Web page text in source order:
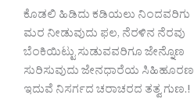
ಕೊಡಲಿ ಹಿಡಿದು ಕಡಿಯಲು ನಿಂದವರಿಗು
ಮರ ನೀಡುವುದು ಫಲ, ನೆರಳಿನ ನೆರವು
ಬೆಂಕಿಯಿಟ್ಟು ಸುಡುವವರಿಗೂ ಜೇನ್ನೊಣ
ಸುರಿಸುವುದು ಜೇನಧಾರೆಯ ಸಿಹಿಹೂರಣ
ಇದುವೆ ನಿಸರ್ಗದ ಚರಾಚರದ ತತ್ವ ಗುಣ.!